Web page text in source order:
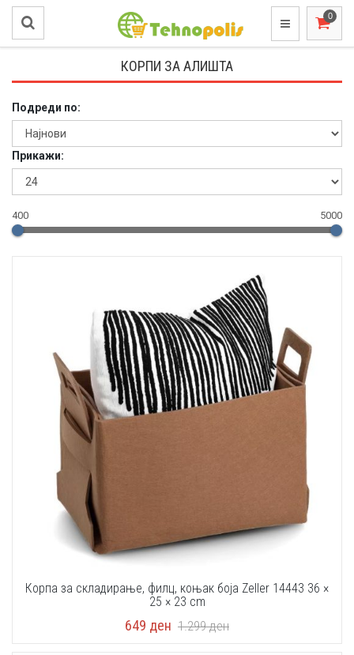
КОРПИ ЗА АЛИШТА
Подреди по:
Прикажи:
400 5000
Корпа за складирање, филц, коњак боја Zeller 14443 36 ×
25 × 23 cm
649 ден 1.299ден